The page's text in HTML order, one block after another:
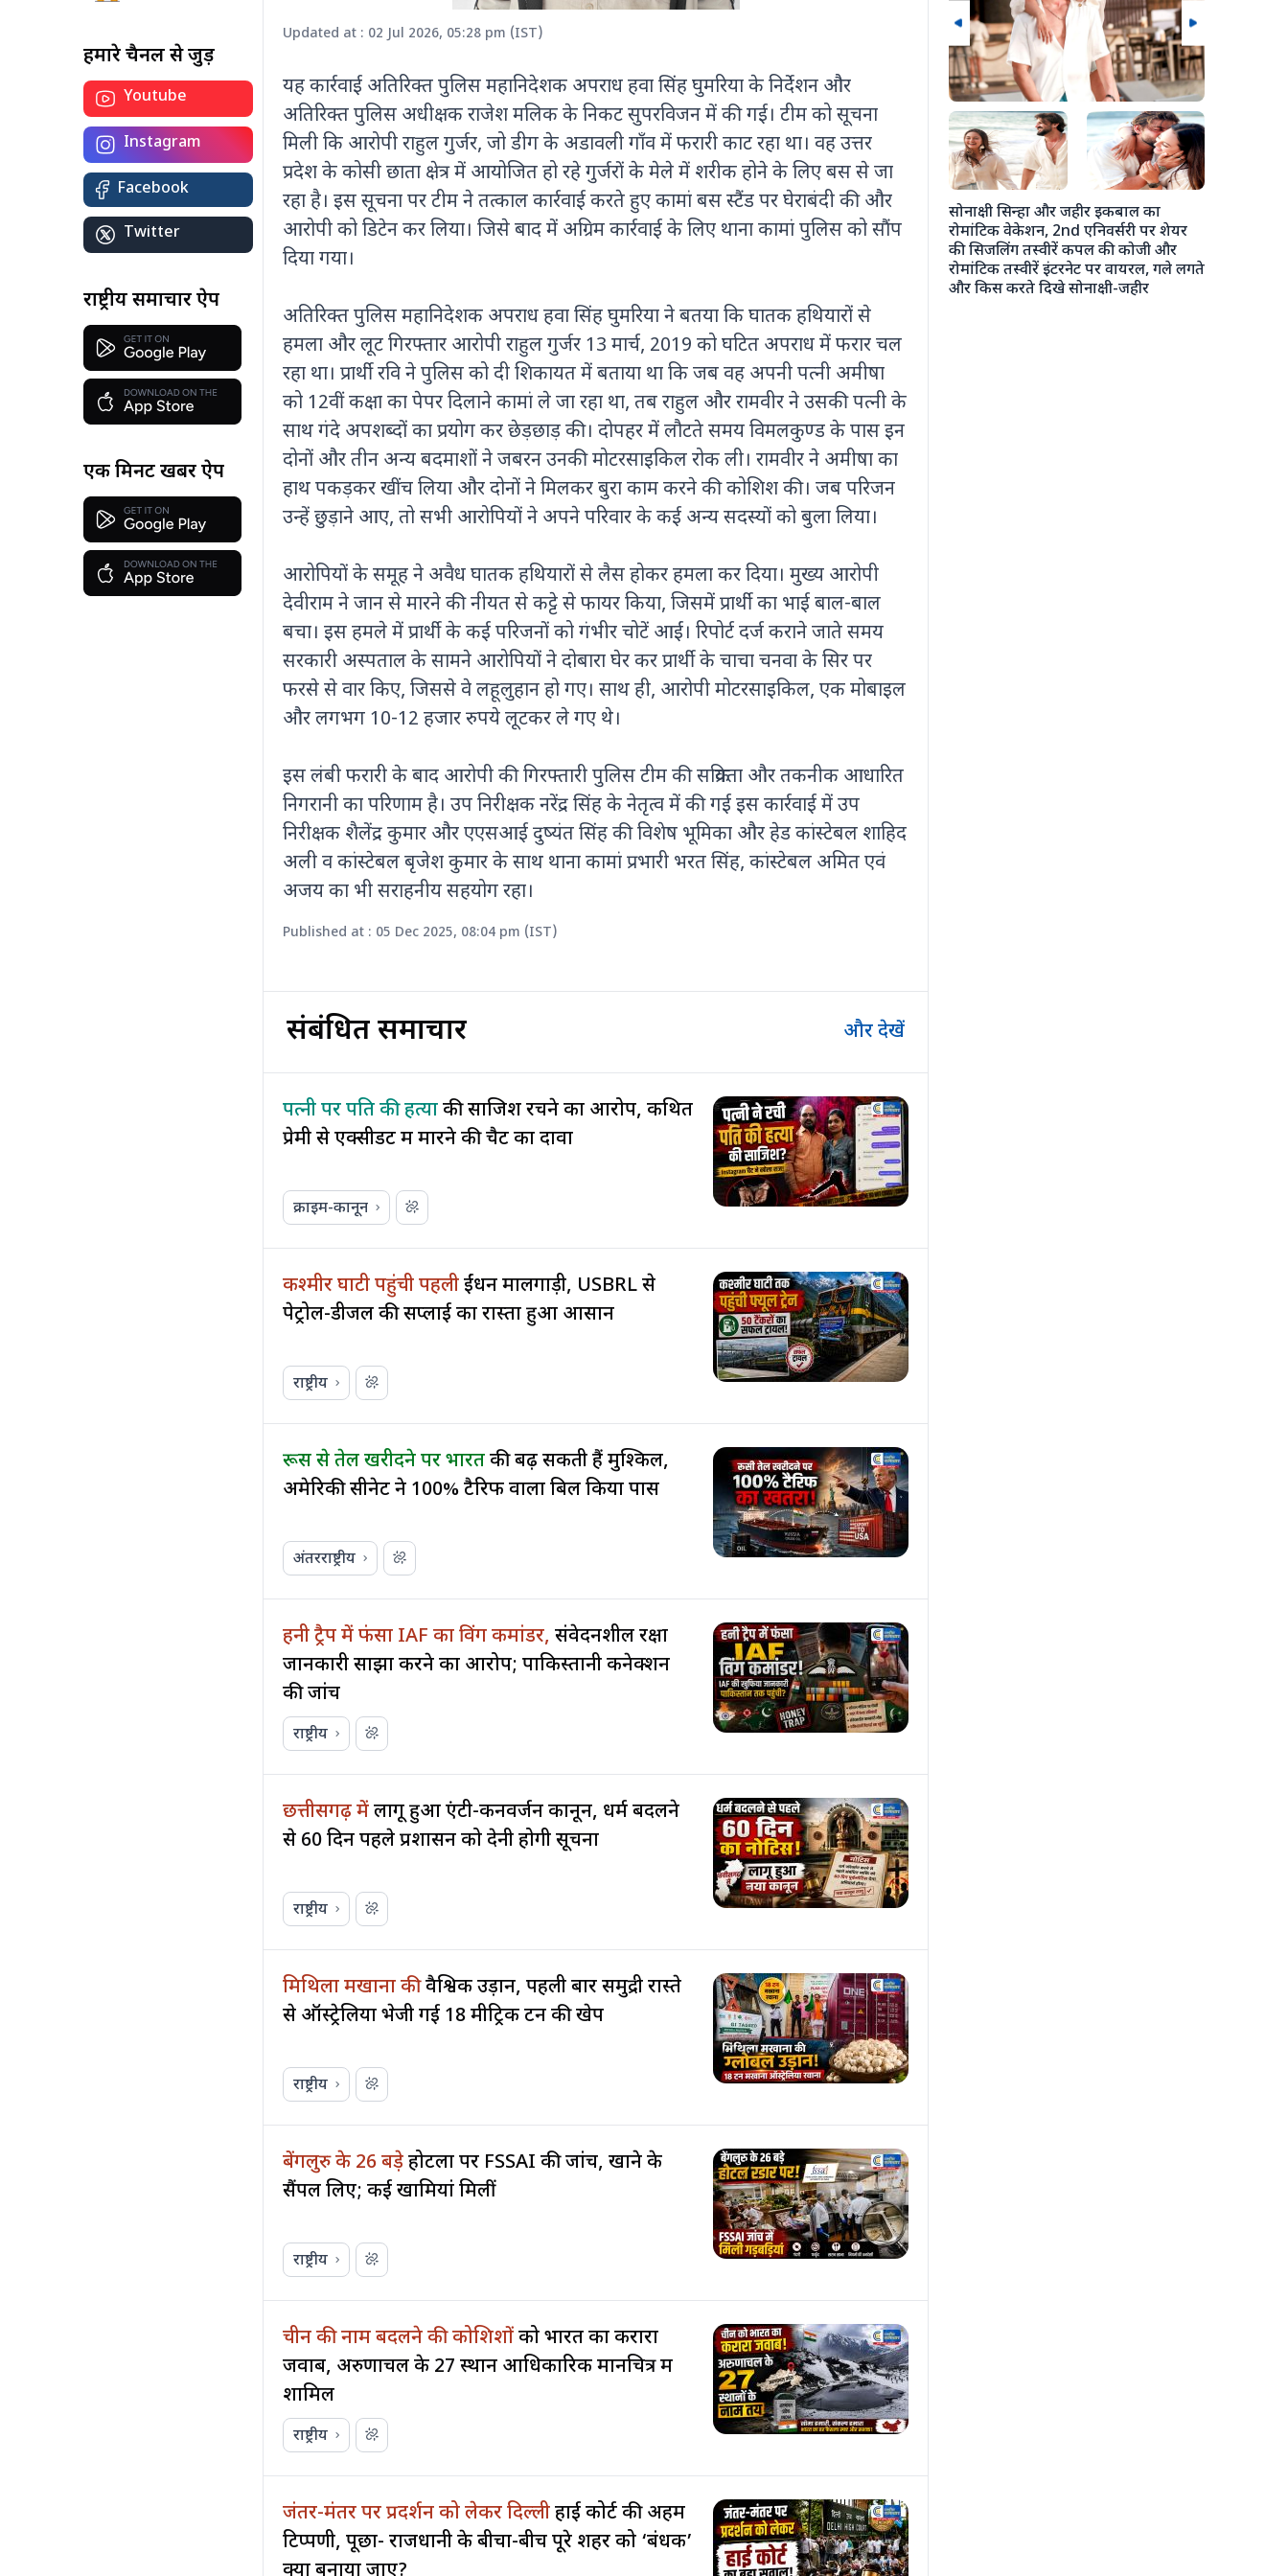
हमारे चैनल से जुड़ें
Youtube
Instagram
Facebook
Twitter
राष्ट्रीय समाचार ऐप
एक मिनट खबर ऐप
Updated at : 02 Jul 2026, 05:28 pm (IST)
यह कार्रवाई अतिरिक्त पुलिस महानिदेशक अपराध हवा सिंह घुमरिया के निर्देशन और
अतिरिक्त पुलिस अधीक्षक राजेश मलिक के निकट सुपरविजन में की गई। टीम को सूचना
मिली कि आरोपी राहुल गुर्जर, जो डीग के अडावली गाँव में फरारी काट रहा था। वह उत्तर
प्रदेश के कोसी छाता क्षेत्र में आयोजित हो रहे गुर्जरों के मेले में शरीक होने के लिए बस से जा
रहा है। इस सूचना पर टीम ने तत्काल कार्रवाई करते हुए कामां बस स्टैंड पर घेराबंदी की और
आरोपी को डिटेन कर लिया। जिसे बाद में अग्रिम कार्रवाई के लिए थाना कामां पुलिस को सौंप
दिया गया।
अतिरिक्त पुलिस महानिदेशक अपराध हवा सिंह घुमरिया ने बतया कि घातक हथियारों से
हमला और लूट गिरफ्तार आरोपी राहुल गुर्जर 13 मार्च, 2019 को घटित अपराध में फरार चल
रहा था। प्रार्थी रवि ने पुलिस को दी शिकायत में बताया था कि जब वह अपनी पत्नी अमीषा
को 12वीं कक्षा का पेपर दिलाने कामां ले जा रहा था, तब राहुल और रामवीर ने उसकी पत्नी के
साथ गंदे अपशब्दों का प्रयोग कर छेड़छाड़ की। दोपहर में लौटते समय विमलकुण्ड के पास इन
दोनों और तीन अन्य बदमाशों ने जबरन उनकी मोटरसाइकिल रोक ली। रामवीर ने अमीषा का
हाथ पकड़कर खींच लिया और दोनों ने मिलकर बुरा काम करने की कोशिश की। जब परिजन
उन्हें छुड़ाने आए, तो सभी आरोपियों ने अपने परिवार के कई अन्य सदस्यों को बुला लिया।
आरोपियों के समूह ने अवैध घातक हथियारों से लैस होकर हमला कर दिया। मुख्य आरोपी
देवीराम ने जान से मारने की नीयत से कट्टे से फायर किया, जिसमें प्रार्थी का भाई बाल-बाल
बचा। इस हमले में प्रार्थी के कई परिजनों को गंभीर चोटें आईं। रिपोर्ट दर्ज कराने जाते समय
सरकारी अस्पताल के सामने आरोपियों ने दोबारा घेर कर प्रार्थी के चाचा चनवा के सिर पर
फरसे से वार किए, जिससे वे लहूलुहान हो गए। साथ ही, आरोपी मोटरसाइकिल, एक मोबाइल
और लगभग 10-12 हजार रुपये लूटकर ले गए थे।
इस लंबी फरारी के बाद आरोपी की गिरफ्तारी पुलिस टीम की सक्रियता और तकनीक आधारित
निगरानी का परिणाम है। उप निरीक्षक नरेंद्र सिंह के नेतृत्व में की गई इस कार्रवाई में उप
निरीक्षक शैलेंद्र कुमार और एएसआई दुष्यंत सिंह की विशेष भूमिका और हेड कांस्टेबल शाहिद
अली व कांस्टेबल बृजेश कुमार के साथ थाना कामां प्रभारी भरत सिंह, कांस्टेबल अमित एवं
अजय का भी सराहनीय सहयोग रहा।
Published at : 05 Dec 2025, 08:04 pm (IST)
संबंधित समाचार और देखें
पत्नी पर पति की हत्याकी साजिश रचने का आरोप, कथित
प्रेमी से एक्सीडेंट में मारने की चैट का दावा
क्राइम-कानून
कश्मीर घाटी पहुंची पहलीईंधन मालगाड़ी, USBRL से
पेट्रोल-डीजल की सप्लाई का रास्ता हुआ आसान
राष्ट्रीय
रूस से तेल खरीदने पर भारतकी बढ़ सकती हैं मुश्किलें,
अमेरिकी सीनेट ने 100% टैरिफ वाला बिल किया पास
अंतरराष्ट्रीय
हनी ट्रैप में फंसा IAF का विंग कमांडर,संवेदनशील रक्षा
जानकारी साझा करने का आरोप; पाकिस्तानी कनेक्शन
की जांच
राष्ट्रीय
छत्तीसगढ़ मेंलागू हुआ एंटी-कनवर्जन कानून, धर्म बदलने
से 60 दिन पहले प्रशासन को देनी होगी सूचना
राष्ट्रीय
मिथिला मखाना कीवैश्विक उड़ान, पहली बार समुद्री रास्ते
से ऑस्ट्रेलिया भेजी गई 18 मीट्रिक टन की खेप
राष्ट्रीय
बेंगलुरु के 26 बड़ेहोटलों पर FSSAI की जांच, खाने के
सैंपल लिए; कई खामियां मिलीं
राष्ट्रीय
चीन की नाम बदलने की कोशिशोंको भारत का करारा
जवाब, अरुणाचल के 27 स्थान आधिकारिक मानचित्र में
शामिल
राष्ट्रीय
जंतर-मंतर पर प्रदर्शन को लेकर दिल्लीहाई कोर्ट की अहम
टिप्पणी, पूछा- राजधानी के बीचों-बीच पूरे शहर को ‘बंधक’
योग सिर्फ एक दिन नहीं, जीवन का मंत्र है:
कोलकाता से पीएम मोदी का देश को संदेश
अंतरराष्ट्रीय योग दिवस 2026 पर पीएम मोदी
ने कोलकाता में किया योगाभ्यास, कहा-
स्वस्थ और संतुलित जीवन के लिए योग को
बनाएं दैनिक आदत।
शाही अंदाज, हेनरी कैविल संग तस्वीरों ने
बटोरी सुर्खियां ऑफ-व्हाइट एलिगेंट
आउटफिट, विंटेज हैट और क्लासिक
एक्सेसरीज के साथ सारा अली खान ने सबका
ध्यान खींचा
एवियन में आयोजित जी7 सम्मेलन के दौरान
विश्व नेताओं के साथ हुई अहम मुलाकात मानव
कल्याण और वैश्विक सहयोग को बढ़ावा देने
पर बनी सहमति।
सोनाक्षी सिन्हा और जहीर इकबाल का
रोमांटिक वेकेशन, 2nd एनिवर्सरी पर शेयर
की सिजलिंग तस्वीरें कपल की कोजी और
रोमांटिक तस्वीरें इंटरनेट पर वायरल, गले लगते
और किस करते दिखे सोनाक्षी-जहीर